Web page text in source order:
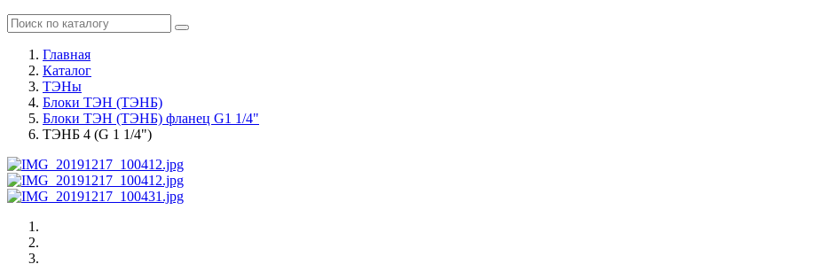
Главная
Каталог
ТЭНы
Блоки ТЭН (ТЭНБ)
Блоки ТЭН (ТЭНБ) фланец G1 1/4"
ТЭНБ 4 (G 1 1/4")